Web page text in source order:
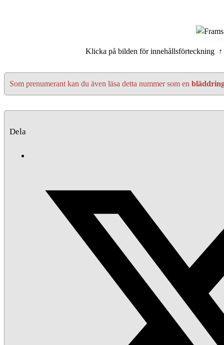
Klicka på bilden för innehållsförteckning ↑
Som prenumerant kan du även läsa detta nummer som en
Dela